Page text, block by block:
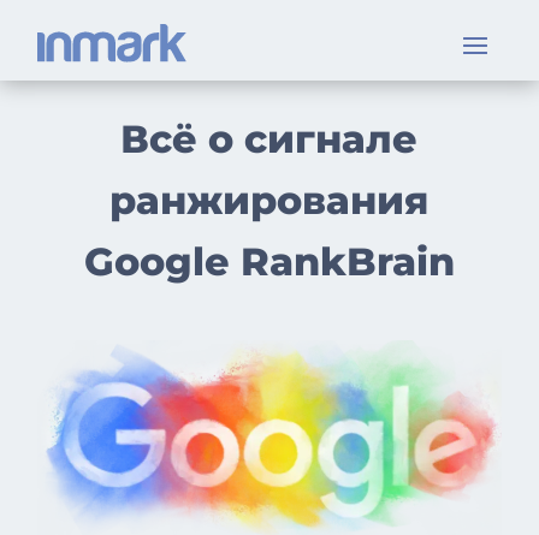
Всё о сигнале
ранжирования
Google RankBrain